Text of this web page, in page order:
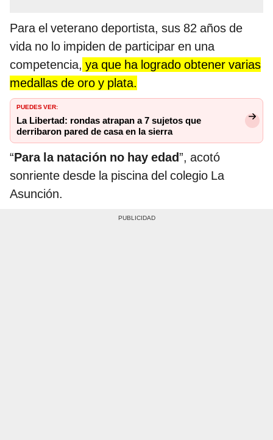
Para el veterano deportista, sus 82 años de
vida no lo impiden de participar en una
competencia, ya que ha logrado obtener varias
medallas de oro y plata.
PUEDES VER:
La Libertad: rondas atrapan a 7 sujetos que
derribaron pared de casa en la sierra
“Para la natación no hay edad”, acotó
sonriente desde la piscina del colegio La
Asunción.